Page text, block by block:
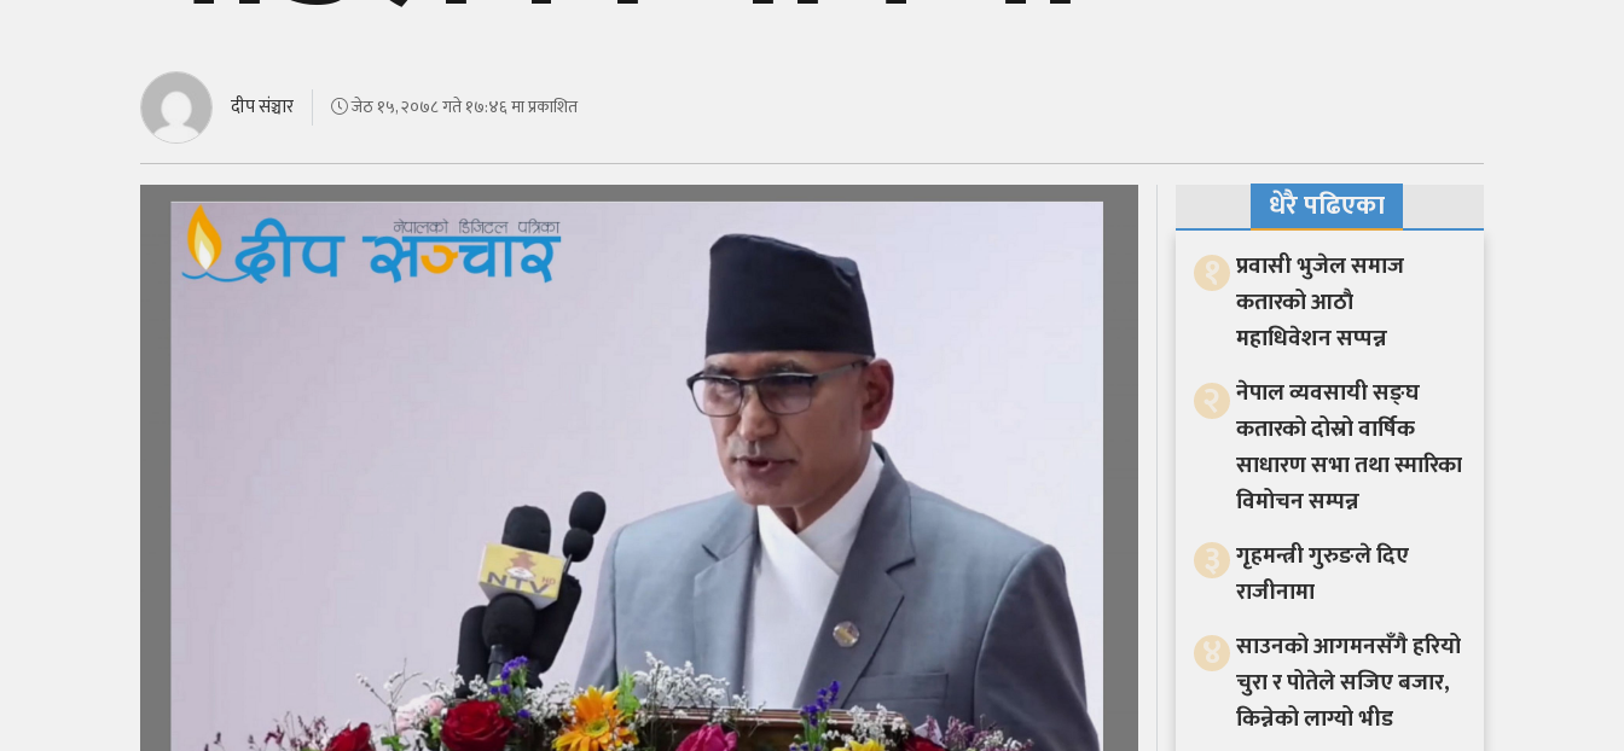
दीप संञ्चार जेठ १५, २०७८ गते १७:४६ मा प्रकाशित
धेरै पढिएका
१ प्रवासी भुजेल समाज
कतारको आठाै
महाधिवेशन सप्पन्न
२ नेपाल व्यवसायी सङ्घ
कतारको दोस्रो वार्षिक
साधारण सभा तथा स्मारिका
विमोचन सम्पन्न
३ गृहमन्त्री गुरुङले दिए
राजीनामा
४ साउनको आगमनसँगै हरियो
चुरा र पोतेले सजिए बजार,
किन्नेको लाग्यो भीड